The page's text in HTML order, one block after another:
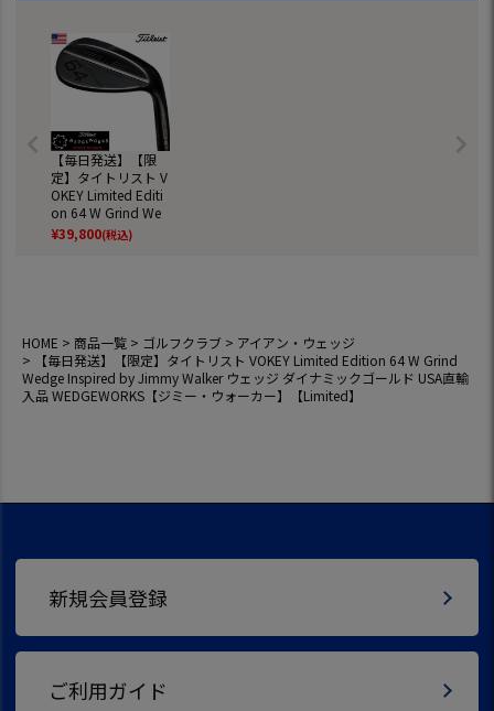
【毎日発送】【限
定】タイトリスト V
OKEY Limited Editi
on 64 W Grind We
dge Inspired by Ji
mmy Walker ウェッ
カー】【Limited】
¥39,800(税込)
HOME 商品一覧 ゴルフクラブ
アイアン・ウェッジ
【毎日発送】【限定】タイトリスト VOKEY Limited Edition 64 W Grind
Wedge Inspired by Jimmy Walker ウェッジ ダイナミックゴールド USA直輸
入品 WEDGEWORKS【ジミー・ウォーカー】【Limited】
新規会員登録
ご利用ガイド